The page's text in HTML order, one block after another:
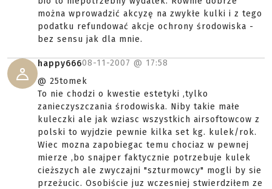
można wprowadzić akcyzę na zwykłe kulki i z tego
podatku refundować akcje ochrony środowiska -
bez sensu jak dla mnie.
happy66608-11-2007 @ 17:58
@ 25tomek
To nie chodzi o kwestie estetyki ,tylko
zanieczyszczania środowiska. Niby takie małe
kuleczki ale jak wziasc wszystkich airsoftowcow z
polski to wyjdzie pewnie kilka set kg. kulek/rok.
Wiec mozna zapobiegac temu chociaz w pewnej
mierze ,bo snajper faktycznie potrzebuje kulek
cieższych ale zwyczajni "szturmowcy" mogli by sie
przeżucic. Osobiście juz wczesniej stwierdziłem ze